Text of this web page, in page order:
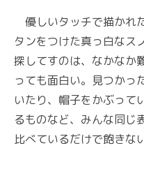
優しいタッチで描かれ
タンをつけた真っ白なス
探してすのは、なかなか
っても面白い。見つかっ
いたり、帽子をかぶって
るものなど、みんな同じ
比べているだけで飽きない